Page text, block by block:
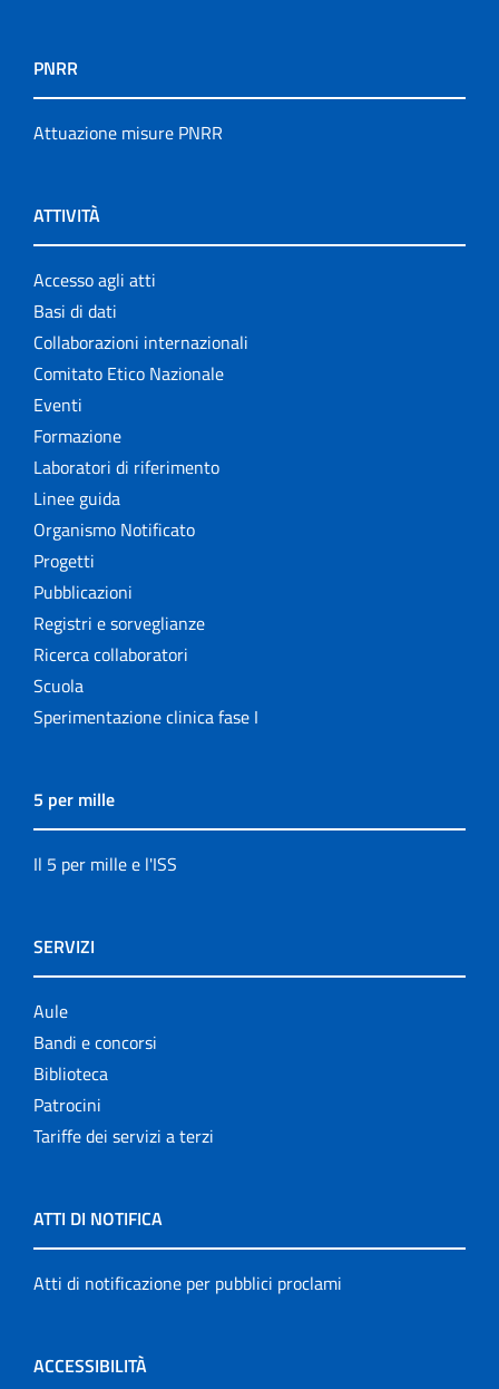
PNRR
Attuazione misure PNRR
ATTIVITÀ
Accesso agli atti
Basi di dati
Collaborazioni internazionali
Comitato Etico Nazionale
Eventi
Formazione
Laboratori di riferimento
Linee guida
Organismo Notificato
Progetti
Pubblicazioni
Registri e sorveglianze
Ricerca collaboratori
Scuola
Sperimentazione clinica fase I
5 per mille
Il 5 per mille e l'ISS
SERVIZI
Aule
Bandi e concorsi
Biblioteca
Patrocini
Tariffe dei servizi a terzi
ATTI DI NOTIFICA
Atti di notificazione per pubblici proclami
ACCESSIBILITÀ